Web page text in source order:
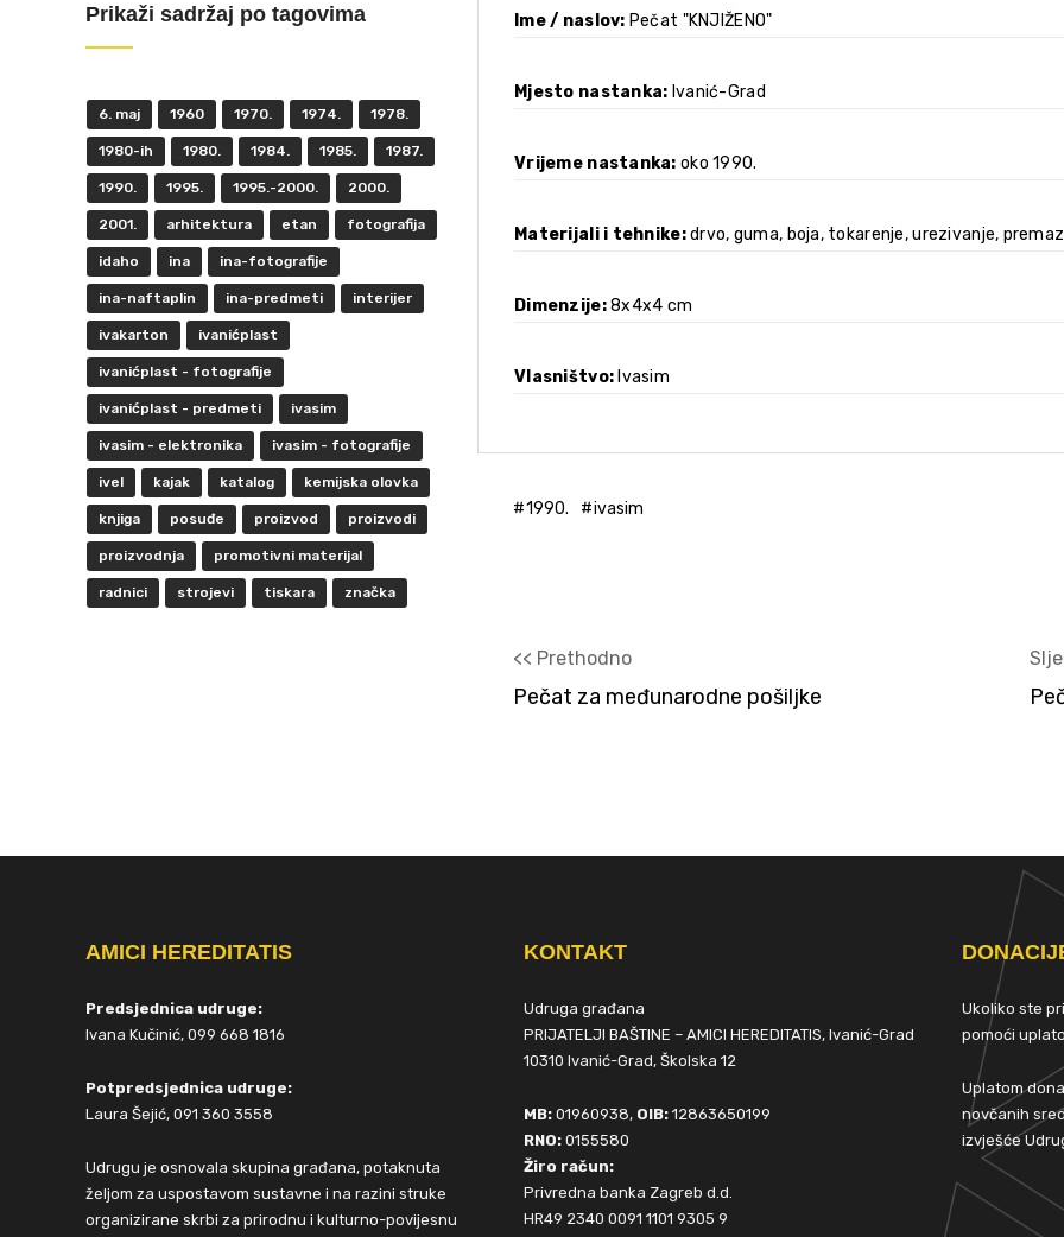
Ime / naslov Pečat "KNJIŽENO"
Mjesto nastanka Ivanić-Grad
Vrijeme nastanka oko 1990.
Materijali i tehnike drvo, guma, boja, tokarenje, urezivanje,
Dimenzije 8x4x4 cm
Vlasništvo Ivasim
1990. ivasim
<< Prethodno
Pečat za međunarodne pošiljke
Prikaži sadržaj po tagovima
6. maj 1960 1970. 1974. 1978.
1980-ih 1980. 1984. 1985. 1987.
1990. 1995. 1995.-2000. 2000.
2001. arhitektura etan fotografija
idaho ina ina-fotografije
ina-naftaplin ina-predmeti interijer
ivakarton ivanićplast
ivanićplast - fotografije
ivanićplast - predmeti ivasim
ivasim - elektronika ivasim - fotografije
ivel kajak katalog kemijska olovka
knjiga posuđe proizvod proizvodi
proizvodnja promotivni materijal
radnici strojevi tiskara značka
AMICI HEREDITATIS
Predsjednica udruge:
Ivana Kučinić, 099 668 1816
Potpredsjednica udruge:
Laura Šejić, 091 360 3558
Udrugu je osnovala skupina građana, potaknuta
željom za uspostavom sustavne i na razini struke
organizirane skrbi za prirodnu i kulturno-povijesnu
KONTAKT
Udruga građana
PRIJATELJI BAŠTINE – AMICI HEREDITATIS, Ivanić-Grad
10310 Ivanić-Grad, Školska 12
MB: 01960938, OIB: 12863650199
RNO: 0155580
Žiro račun:
Privredna banka Zagreb d.d.
HR49 2340 0091 1101 9305 9
Ukoliko ste
pomoći
Uplatom
novčanih
izvješće